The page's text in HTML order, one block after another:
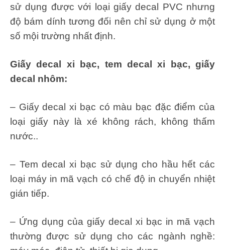
sử dụng được với loại giấy decal PVC nhưng
độ bám dính tương đối nên chỉ sử dụng ở một
số mội trường nhất định.
Giấy decal xi bạc, tem decal xi bạc, giấy
decal nhôm:
– Giấy decal xi bạc có màu bạc đặc điểm của
loại giấy này là xé không rách, không thấm
nước..
– Tem decal xi bạc sử dụng cho hầu hết các
loại máy in mã vạch có chế độ in chuyển nhiệt
gián tiếp.
– Ứng dụng của giấy decal xi bạc in mã vạch
thường được sử dụng cho các ngành nghề: